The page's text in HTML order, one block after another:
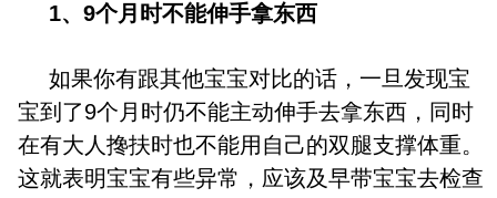
1、9个月时不能伸手拿东西
如果你有跟其他宝宝对比的话，一旦发现宝
宝到了9个月时仍不能主动伸手去拿东西，同时
在有大人搀扶时也不能用自己的双腿支撑体重。
这就表明宝宝有些异常，应该及早带宝宝去检查